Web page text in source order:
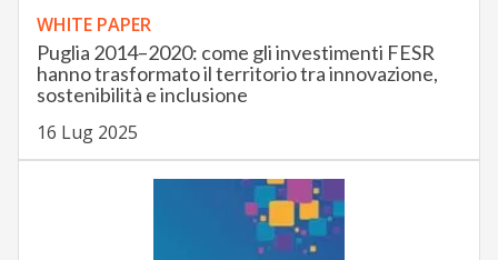
WHITE PAPER
Puglia 2014–2020: come gli investimenti FESR
hanno trasformato il territorio tra innovazione,
sostenibilità e inclusione
16 Lug 2025